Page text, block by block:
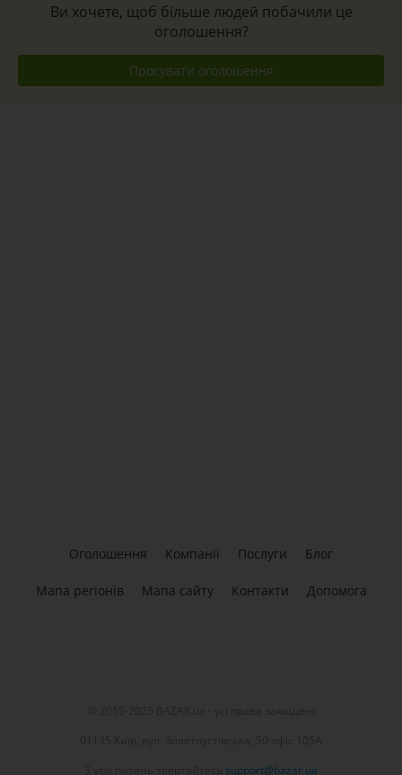
Ви хочете, щоб більше людей побачили це
оголошення?
Просувати оголошення
support@bazar.ua
Оголошення Компанії Послуги Блог
Мапа регіонів Мапа сайту Контакти Допомога